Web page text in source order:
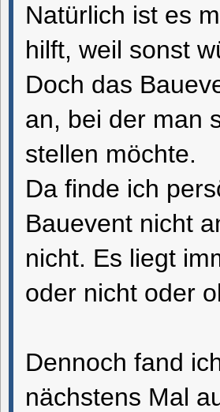
Natürlich ist es
hilft, weil sonst
Doch das
an, bei der man
stellen möchte.
Da finde ich
Bauevent nicht
nicht. Es liegt
oder nicht oder
Dennoch fand
nächstens Mal